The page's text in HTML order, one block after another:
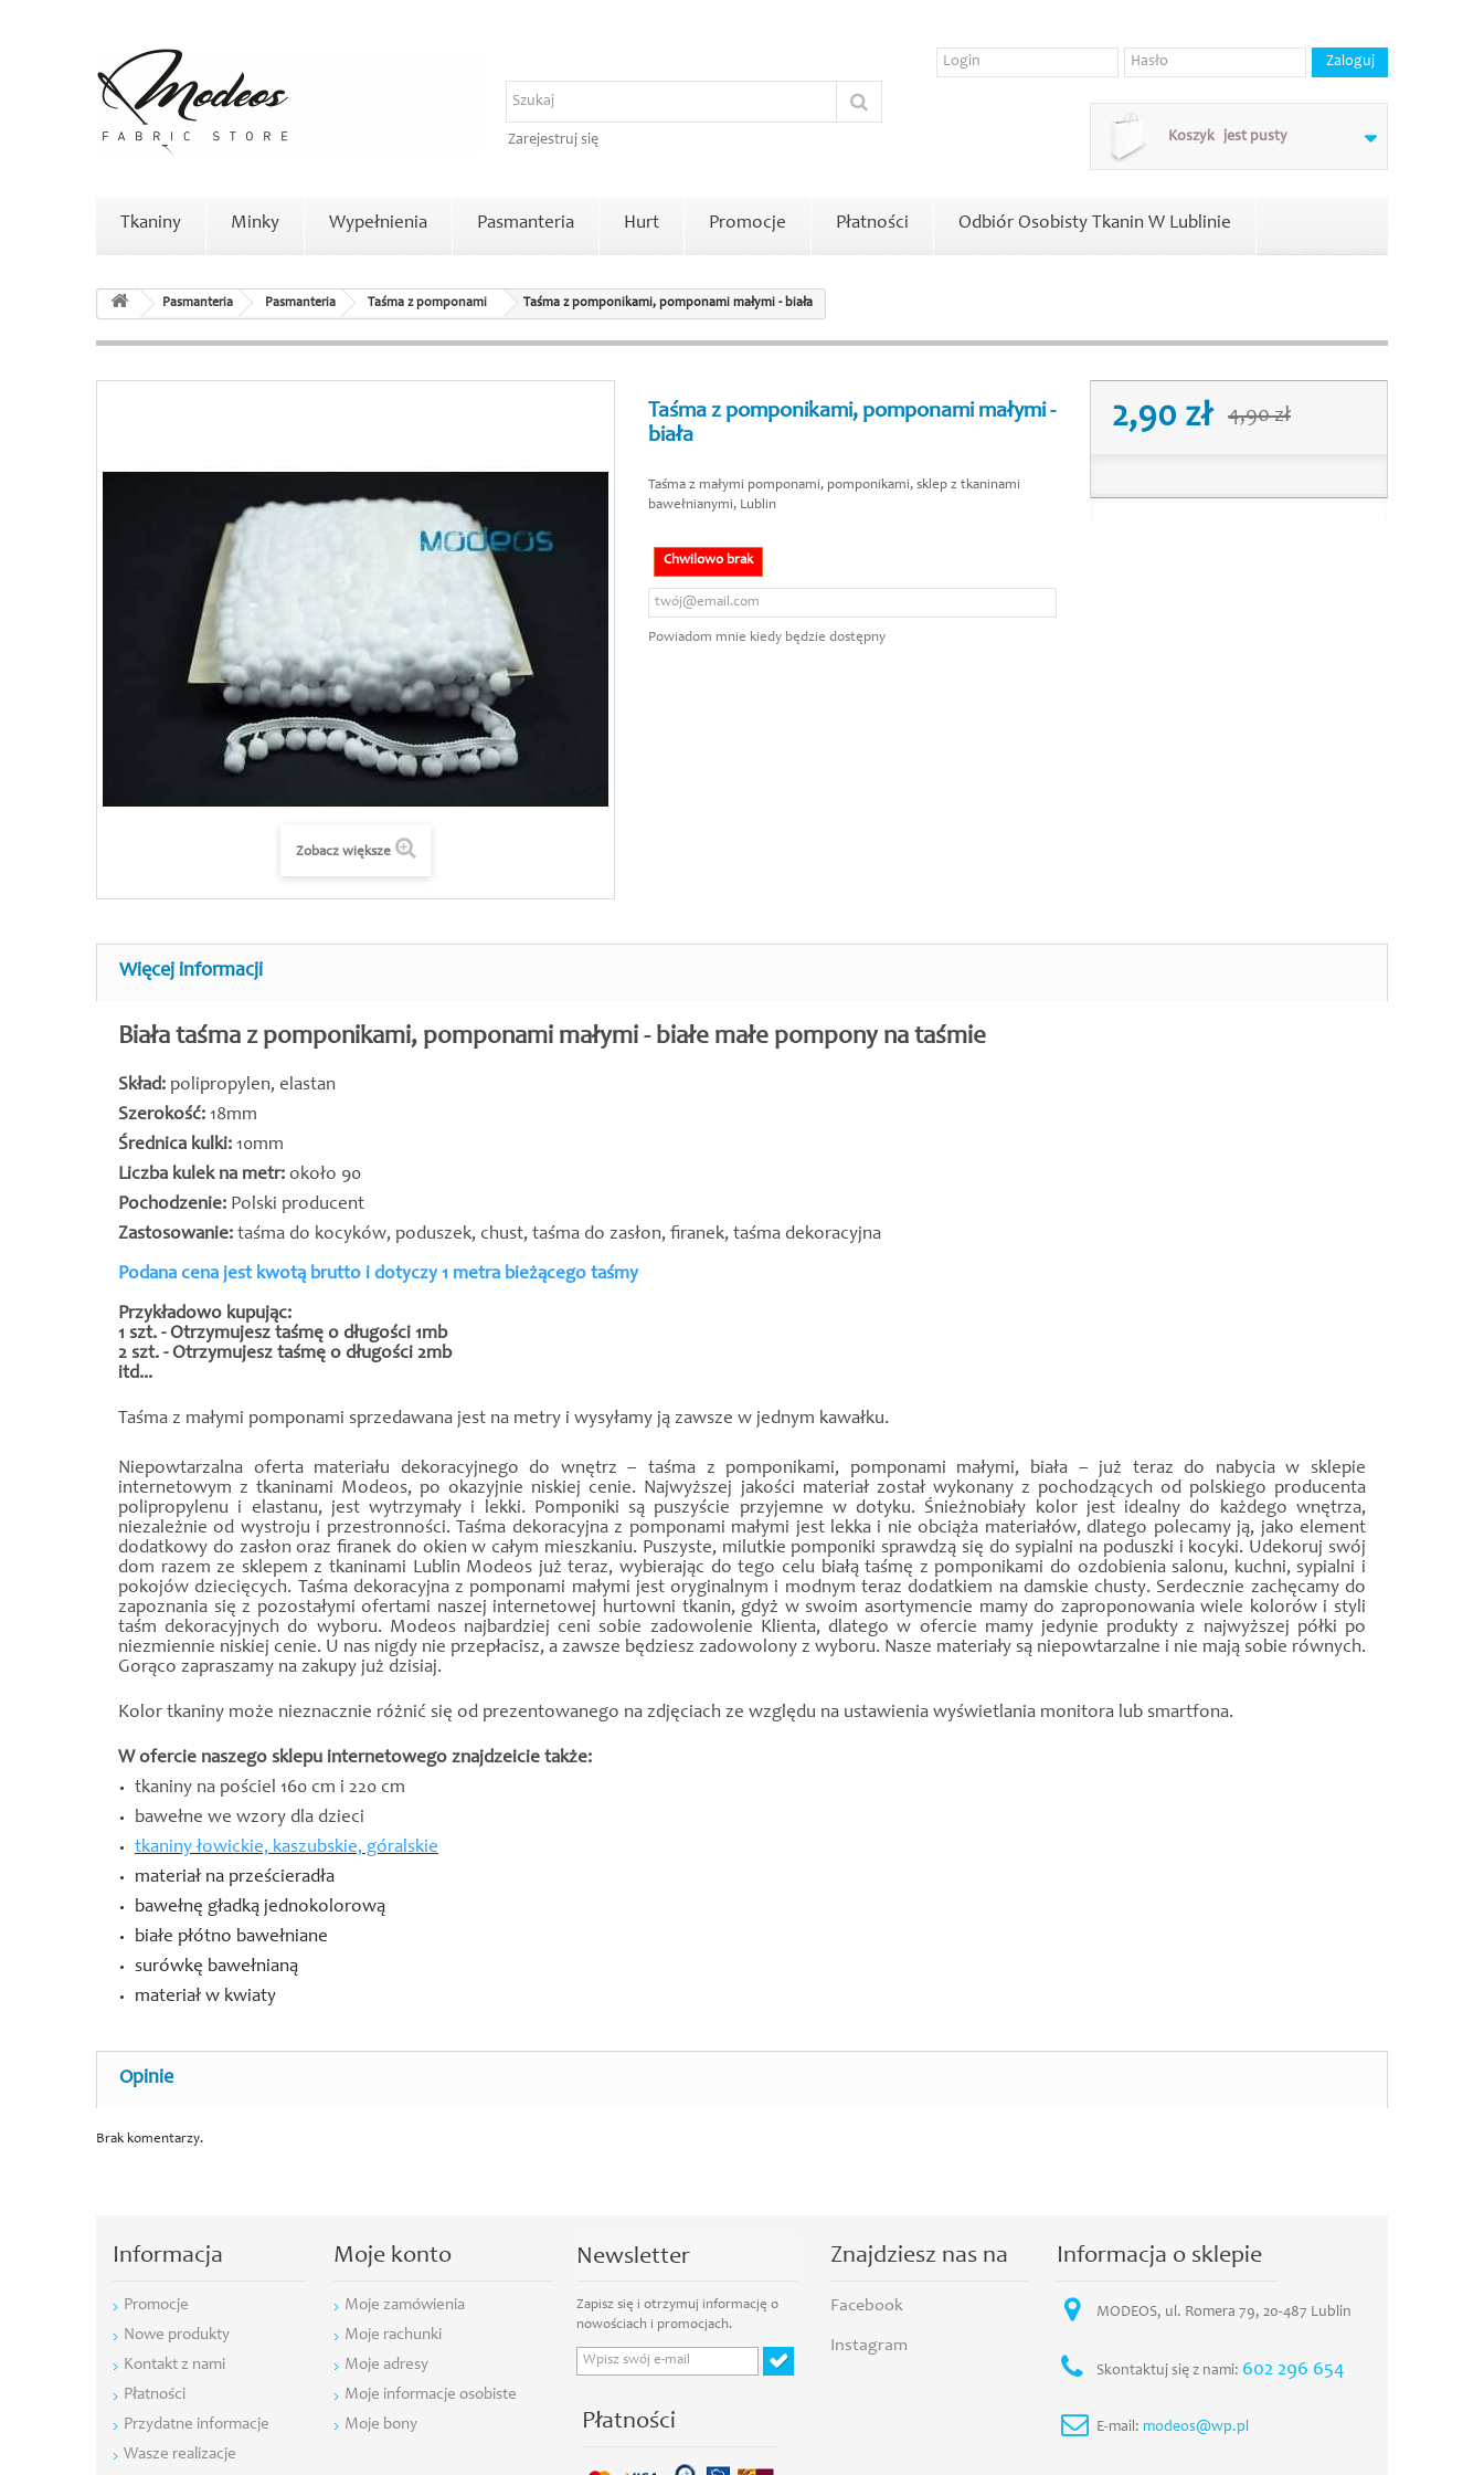
Zarejestruj się Koszyk jest pusty
Tkaniny Minky Wypełnienia Pasmanteria Hurt Promocje Płatności Odbiór Osobisty Tkanin W Lublinie
Pasmanteria Pasmanteria Taśma z pomponami Taśma z pomponikami, pomponami małymi - biała
Zobacz większe
Taśma z pomponikami, pomponami małymi -
biała
Taśma z małymi pomponami, pomponikami, sklep z tkaninami
bawełnianymi, Lublin
Chwilowo brak
Powiadom mnie kiedy będzie dostępny
2,90 zł 4,90 zł
Więcej informacji
Biała taśma z pomponikami, pomponami małymi - białe małe pompony na taśmie
Skład: polipropylen, elastan
Szerokość: 18mm
Średnica kulki: 10mm
Liczba kulek na metr: około 90
Pochodzenie: Polski producent
Zastosowanie: taśma do kocyków, poduszek, chust, taśma do zasłon, firanek, taśma dekoracyjna
Podana cena jest kwotą brutto i dotyczy 1 metra bieżącego taśmy
Przykładowo kupując:
1 szt. - Otrzymujesz taśmę o długości 1mb
2 szt. - Otrzymujesz taśmę o długości 2mb
itd...
Taśma z małymi pomponami sprzedawana jest na metry i wysyłamy ją zawsze w jednym kawałku.
Niepowtarzalna oferta materiału dekoracyjnego do wnętrz – taśma z pomponikami, pomponami małymi, biała – już teraz do nabycia w sklepie
internetowym z tkaninami Modeos, po okazyjnie niskiej cenie. Najwyższej jakości materiał został wykonany z pochodzących od polskiego producenta
polipropylenu i elastanu, jest wytrzymały i lekki. Pomponiki są puszyście przyjemne w dotyku. Śnieżnobiały kolor jest idealny do każdego wnętrza,
niezależnie od wystroju i przestronności. Taśma dekoracyjna z pomponami małymi jest lekka i nie obciąża materiałów, dlatego polecamy ją, jako element
dodatkowy do zasłon oraz firanek do okien w całym mieszkaniu. Puszyste, milutkie pomponiki sprawdzą się do sypialni na poduszki i kocyki. Udekoruj swój
dom razem ze sklepem z tkaninami Lublin Modeos już teraz, wybierając do tego celu białą taśmę z pomponikami do ozdobienia salonu, kuchni, sypialni i
pokojów dziecięcych. Taśma dekoracyjna z pomponami małymi jest oryginalnym i modnym teraz dodatkiem na damskie chusty. Serdecznie zachęcamy do
zapoznania się z pozostałymi ofertami naszej internetowej hurtowni tkanin, gdyż w swoim asortymencie mamy do zaproponowania wiele kolorów i styli
taśm dekoracyjnych do wyboru. Modeos najbardziej ceni sobie zadowolenie Klienta, dlatego w ofercie mamy jedynie produkty z najwyższej półki po
niezmiennie niskiej cenie. U nas nigdy nie przepłacisz, a zawsze będziesz zadowolony z wyboru. Nasze materiały są niepowtarzalne i nie mają sobie równych.
Gorąco zapraszamy na zakupy już dzisiaj.
Kolor tkaniny może nieznacznie różnić się od prezentowanego na zdjęciach ze względu na ustawienia wyświetlania monitora lub smartfona.
W ofercie naszego sklepu internetowego znajdzeicie także:
tkaniny na pościel 160 cm i 220 cm
bawełne we wzory dla dzieci
tkaniny łowickie, kaszubskie, góralskie
materiał na prześcieradła
bawełnę gładką jednokolorową
białe płótno bawełniane
surówkę bawełnianą
materiał w kwiaty
Opinie
Brak komentarzy.
Znajdziesz nas na
Facebook
Instagram
Płatności
Newsletter
Informacja
Promocje
Nowe produkty
Kontakt z nami
Płatności
Przydatne informacje
Wasze realizacje
Moje konto
Moje zamówienia
Moje rachunki
Moje adresy
Moje informacje osobiste
Moje bony
Informacja o sklepie
MODEOS, ul. Romera 79, 20-487 Lublin
Skontaktuj się z nami: 602 296 654
E-mail: modeos@wp.pl